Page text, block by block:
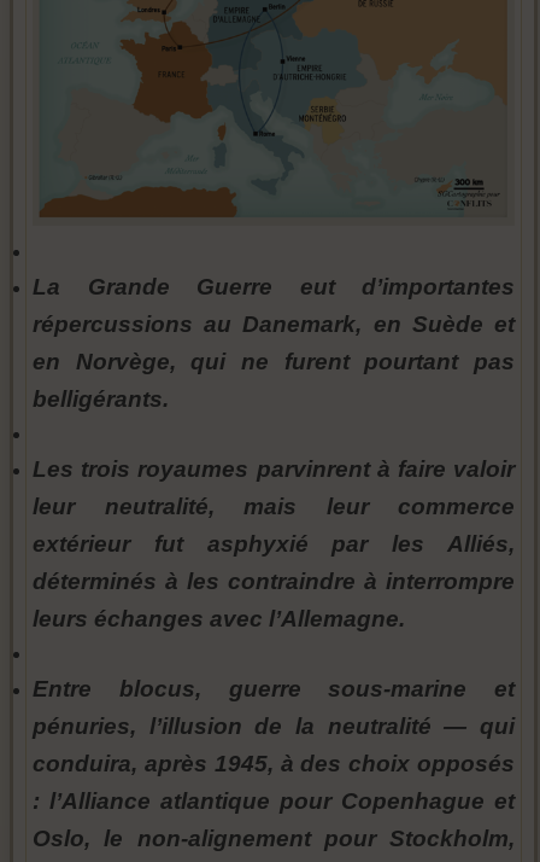
La Grande Guerre eut d’importantes
répercussions au Danemark, en Suède et
en Norvège, qui ne furent pourtant pas
belligérants.
Les trois royaumes parvinrent à faire valoir
leur neutralité, mais leur commerce
extérieur fut asphyxié par les Alliés,
déterminés à les contraindre à interrompre
leurs échanges avec l’Allemagne.
Entre blocus, guerre sous-marine et
pénuries, l’illusion de la neutralité — qui
conduira, après 1945, à des choix opposés
: l’Alliance atlantique pour Copenhague et
Oslo, le non-alignement pour Stockholm,